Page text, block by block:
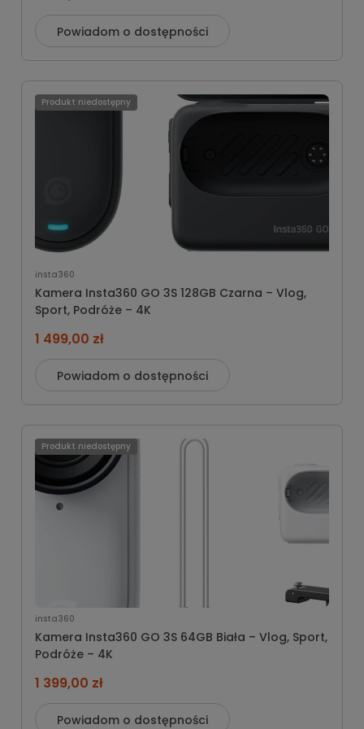
Powiadom o dostępności
insta360
Kamera Insta360 GO 3S 128GB Czarna – Vlog,
Sport, Podróże – 4K
1 499,00 zł
Powiadom o dostępności
Produkt niedostępny
insta360
Kamera Insta360 GO 3S 64GB Biała – Vlog, Sport,
Podróże – 4K
1 399,00 zł
Powiadom o dostępności
Produkt niedostępny